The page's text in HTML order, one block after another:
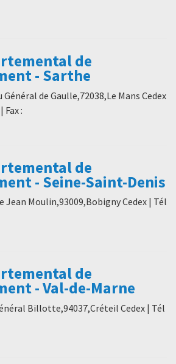
de
- Sarthe
Général de Gaulle,72038,Le Mans Cedex
Fax :
de
- Seine-Saint-Denis
Jean Moulin,93009,Bobigny Cedex | Tél
de
- Val-de-Marne
Billotte,94037,Créteil Cedex | Tél